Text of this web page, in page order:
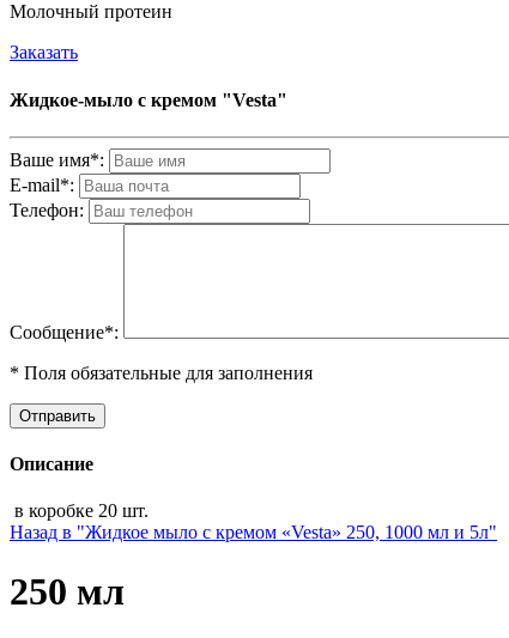
Молочный протеин
Заказать
Жидкое-мыло с кремом "Vesta"
Ваше имя*:
E-mail*:
Телефон:
Cообщениe*:
* Поля обязательные для заполнения
Описание
в коробке 20 шт.
Назад в "Жидкое мыло с кремом «Vesta» 250, 1000 мл и 5л"
250 мл